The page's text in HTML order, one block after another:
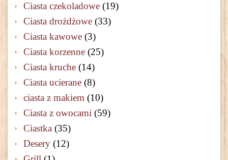
Ciasta czekoladowe (19)
Ciasta drożdżowe (33)
Ciasta kawowe (3)
Ciasta korzenne (25)
Ciasta kruche (14)
Ciasta ucierane (8)
ciasta z makiem (10)
Ciasta z owocami (59)
Ciastka (35)
Desery (12)